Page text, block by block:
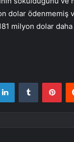
dolar ödenmemiş
milyon dolar
LinkedInTumblr